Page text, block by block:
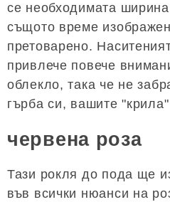
се необходимата
същото време
претоварено.
привлече повече
облекло, така че не
гърба си, вашите
червена роза
Тази рокля до пода ще
във всички нюанси на